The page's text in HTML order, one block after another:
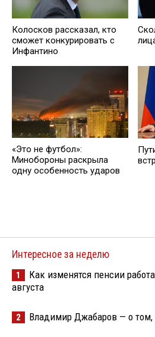
Колосков рассказал, кто
сможет конкурировать с
Инфантино
«Это не футбол»:
Минобороны раскрыла
одну особенность ударов
Интересное за неделю
1
Как изменятся пенсии
августа
2 Владимир Джабаров — о